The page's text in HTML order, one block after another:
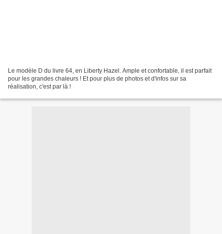
Le modèle D du livre 64, en Liberty Hazel. Ample et confortable, il est parfait
pour les grandes chaleurs ! Et pour plus de photos et d'infos sur sa
réalisation, c'est par là !